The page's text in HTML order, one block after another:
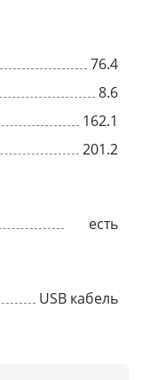
76.4
8.6
162.1
201.2
есть
USB кабель